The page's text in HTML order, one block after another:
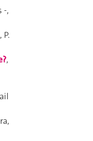
-,
, P.
,